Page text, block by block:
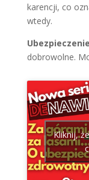
karencji, co
wtedy.
dobrowolne.
Kliknij,